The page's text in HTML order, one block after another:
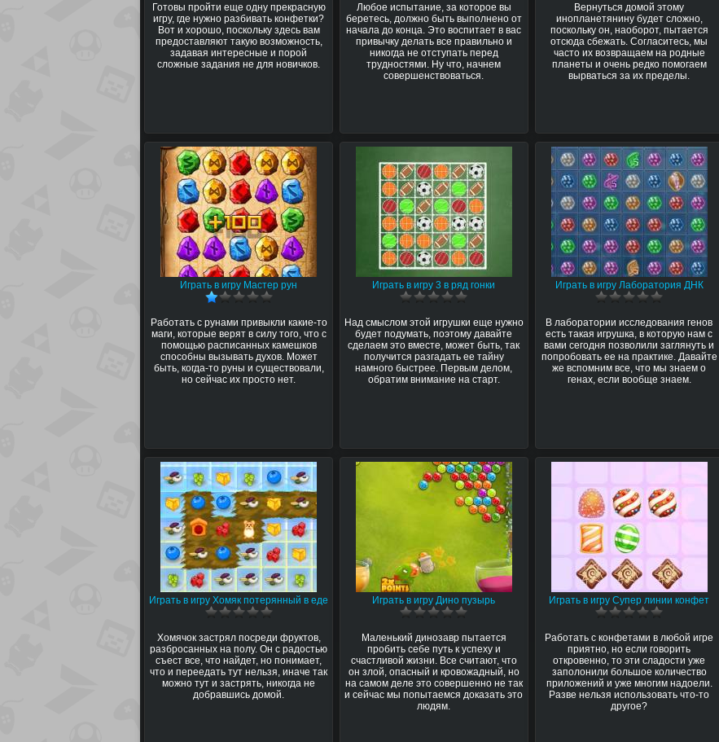
Готовы пройти еще одну прекрасную
игру, где нужно разбивать конфетки?
Вот и хорошо, поскольку здесь вам
предоставляют такую возможность,
задавая интересные и порой
сложные задания не для новичков.
Любое испытание, за которое вы
беретесь, должно быть выполнено от
начала до конца. Это воспитает в вас
привычку делать все правильно и
никогда не отступать перед
трудностями. Ну что, начнем
совершенствоваться.
Вернуться домой этому
инопланетянину будет сложно,
поскольку он, наоборот, пытается
отсюда сбежать. Согласитесь, мы
часто их возвращаем на родные
планеты и очень редко помогаем
вырваться за их пределы.
Играть в игру Мастер рун
Работать с рунами привыкли какие-то
маги, которые верят в силу того, что с
помощью расписанных камешков
способны вызывать духов. Может
быть, когда-то руны и существовали,
но сейчас их просто нет.
Играть в игру 3 в ряд гонки
Над смыслом этой игрушки еще нужно
будет подумать, поэтому давайте
сделаем это вместе, может быть, так
получится разгадать ее тайну
намного быстрее. Первым делом,
обратим внимание на старт.
Играть в игру Лаборатория ДНК
В лаборатории исследования генов
есть такая игрушка, в которую нам с
вами сегодня позволили заглянуть и
попробовать ее на практике. Давайте
же вспомним все, что мы знаем о
генах, если вообще знаем.
Играть в игру Хомяк потерянный в еде
Хомячок застрял посреди фруктов,
разбросанных на полу. Он с радостью
съест все, что найдет, но понимает,
что и переедать тут нельзя, иначе так
можно тут и застрять, никогда не
добравшись домой.
Играть в игру Дино пузырь
Маленький динозавр пытается
пробить себе путь к успеху и
счастливой жизни. Все считают, что
он злой, опасный и кровожадный, но
на самом деле это совершенно не так
и сейчас мы попытаемся доказать это
людям.
Играть в игру Супер линии конфет
Работать с конфетами в любой игре
приятно, но если говорить
откровенно, то эти сладости уже
заполонили большое количество
приложений и уже многим надоели.
Разве нельзя использовать что-то
другое?